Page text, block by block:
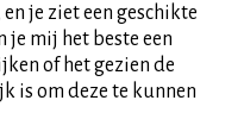
je ziet een geschikte
je mij het beste een
of het gezien de
is om deze te kunnen